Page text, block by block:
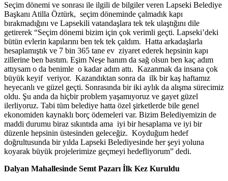
Seçim dönemi ve sonrası ile ilgili de bilgiler veren Lapseki Belediye
Başkanı Atilla Öztürk, seçim döneminde çalmadık kapı
bırakmadığını ve Lapsekili vatandaşlara tek tek ulaştığını dile
getirerek “Seçim dönemi bizim için çok verimli geçti. Lapseki’deki
bütün evlerin kapılarını ben tek tek çaldım. Hatta arkadaşlarla
hesaplamıştık ve 7 bin 365 tane ev ziyaret ederek hepsinin kapı
zillerine ben bastım. Eşim Neşe hanım da sağ olsun ben kaç adım
attıysam o da benimle o kadar adım attı. Kazanmak da insana çok
büyük keyif veriyor. Kazandıktan sonra da ilk bir kaş haftamız
heyecanlı ve güzel geçti. Sonrasında bir iki aylık da alışma sürecimiz
oldu. Şu anda da hiçbir problem yaşamıyoruz ve gayet güzel
ilerliyoruz. Tabi tüm belediye hatta özel şirketlerde bile genel
ekonomiden kaynaklı borç ödemeleri var. Bizim Belediyemizin de
maddi durumu biraz sıkıntıda ama iyi bir hesaplama ve iyi bir
düzenle hepsinin üstesinden geleceğiz. Koyduğum hedef
doğrultusunda bir yılda Lapseki Belediyesinde her şeyi yoluna
koyarak büyük projelerimize geçmeyi hedefliyorum” dedi.
Dalyan Mahallesinde Semt Pazarı İlk Kez Kuruldu